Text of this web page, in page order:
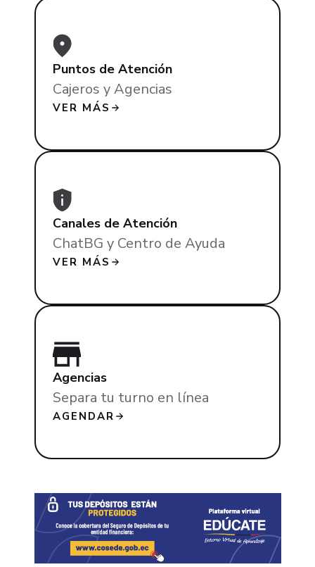
Puntos de Atención
Cajeros y Agencias
VER MÁS
Canales de Atención
ChatBG y Centro de Ayuda
VER MÁS
Agencias
Separa tu turno en línea
AGENDAR